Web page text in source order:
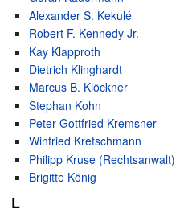
Alexander S. Kekulé
Robert F. Kennedy Jr.
Kay Klapproth
Dietrich Klinghardt
Marcus B. Klöckner
Stephan Kohn
Peter Gottfried Kremsner
Winfried Kretschmann
Philipp Kruse (Rechtsanwalt)
Brigitte König
L